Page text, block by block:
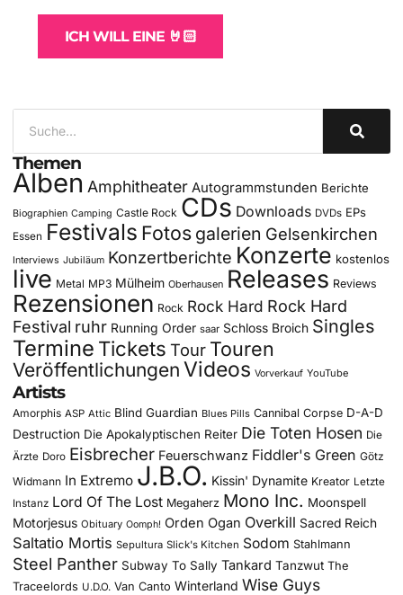
ICH WILL EINE 🤘🏻
Themen
Alben Amphitheater Autogrammstunden Berichte
Biographien Camping Castle Rock CDs Downloads DVDs EPs
Essen Festivals Fotos galerien Gelsenkirchen
Interviews Jubiläum Konzertberichte Konzerte kostenlos
live Metal MP3 Mülheim Oberhausen Releases Reviews
Rezensionen Rock Rock Hard Rock Hard
Festival ruhr Running Order saar Schloss Broich Singles
Termine Tickets Tour Touren
Veröffentlichungen Videos Vorverkauf YouTube
Artists
Amorphis ASP Attic Blind Guardian Blues Pills Cannibal Corpse D-A-D
Destruction Die Apokalyptischen Reiter Die Toten Hosen Die
Ärzte Doro Eisbrecher Feuerschwanz Fiddler's Green Götz
Widmann In Extremo J.B.O. Kissin' Dynamite Kreator Letzte
Instanz Lord Of The Lost Megaherz Mono Inc. Moonspell
Motorjesus Obituary Oomph! Orden Ogan Overkill Sacred Reich
Saltatio Mortis Sepultura Slick's Kitchen Sodom Stahlmann
Steel Panther Subway To Sally Tankard Tanzwut The
Traceelords U.D.O. Van Canto Winterland Wise Guys